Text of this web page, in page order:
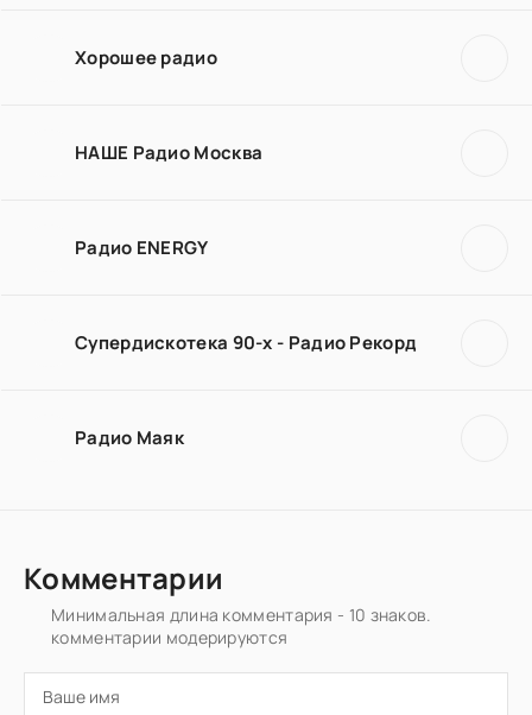
Хорошее радио
НАШЕ Радио Москва
Радио ENERGY
Супердискотека 90-х - Радио Рекорд
Радио Маяк
Комментарии
Минимальная длина комментария - 10 знаков.
комментарии модерируются